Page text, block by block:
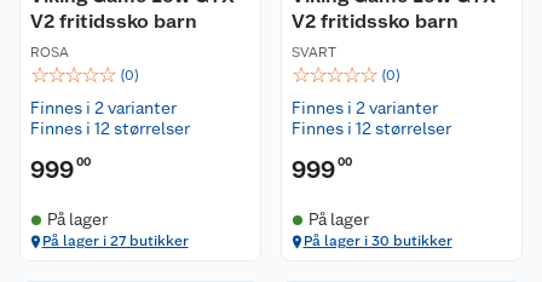
V2 fritidssko barn
ROSA
☆☆☆☆☆ (0)
Finnes i 2 varianter
Finnes i 12 størrelser
99900
På lager
På lager i 27 butikker
V2 fritidssko barn
SVART
☆☆☆☆☆ (0)
Finnes i 2 varianter
Finnes i 12 størrelser
99900
På lager
På lager i 30 butikker